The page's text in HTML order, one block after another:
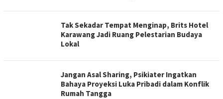
Tak Sekadar Tempat Menginap, Brits Hotel
Karawang Jadi Ruang Pelestarian Budaya
Lokal
Jangan Asal Sharing, Psikiater Ingatkan
Bahaya Proyeksi Luka Pribadi dalam Konflik
Rumah Tangga